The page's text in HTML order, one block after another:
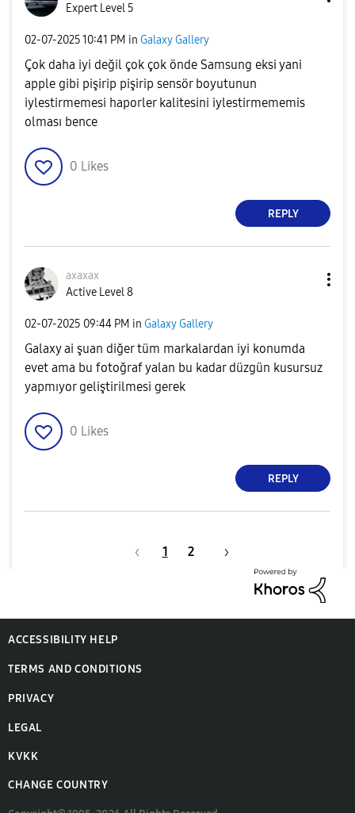
Expert Level 5
‎02-07-202510:41 PM in Galaxy Gallery
Çok daha iyi değil çok çok önde Samsung eksi yani
apple gibi pişirip pişirip sensör boyutunun
iylestirmemesi haporler kalitesini iylestirmememis
olması bence
0 Likes
REPLY
axaxax
Active Level 8
‎02-07-2025 09:44 PM in Galaxy Gallery
Galaxy ai şuan diğer tüm markalardan iyi konumda
evet ama bu fotoğraf yalan bu kadar düzgün kusursuz
yapmıyor geliştirilmesi gerek
0 Likes
REPLY
1 2
ACCESSIBILITY HELP
TERMS AND CONDITIONS
PRIVACY
LEGAL
KVKK
CHANGE COUNTRY